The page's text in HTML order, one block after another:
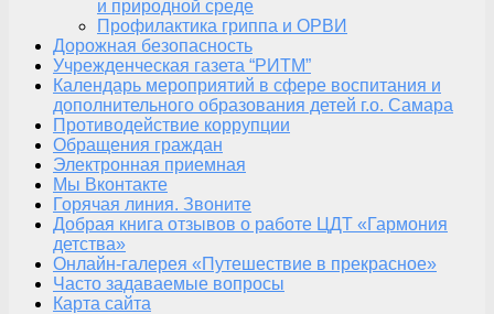
и природной среде
Профилактика гриппа и ОРВИ
Дорожная безопасность
Учрежденческая газета “РИТМ”
Календарь мероприятий в сфере воспитания и
дополнительного образования детей г.о. Самара
Противодействие коррупции
Обращения граждан
Электронная приемная
Мы Вконтакте
Горячая линия. Звоните
Добрая книга отзывов о работе ЦДТ «Гармония
детства»
Онлайн-галерея «Путешествие в прекрасное»
Часто задаваемые вопросы
Карта сайта